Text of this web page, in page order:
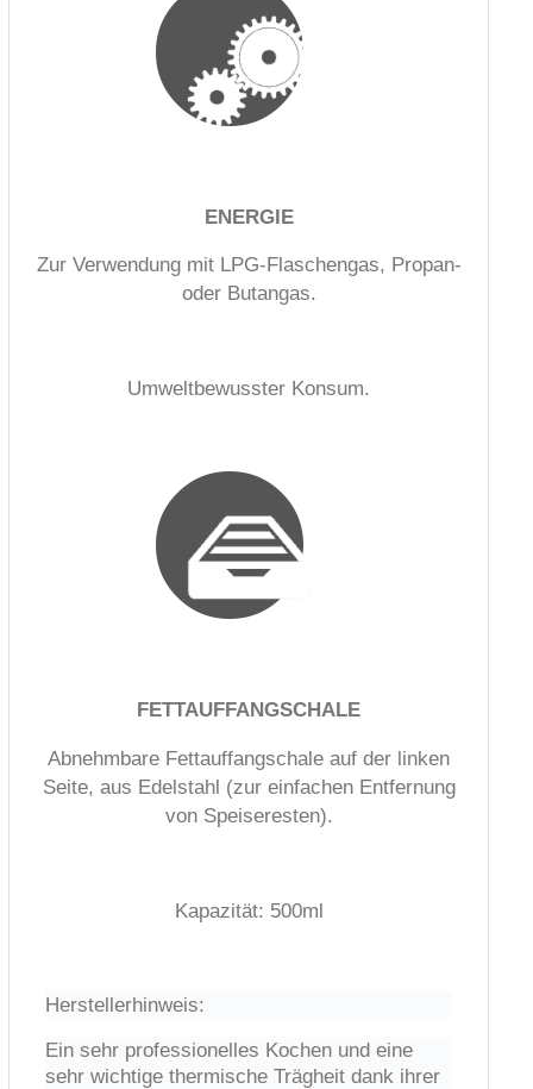
ENERGIE
Zur Verwendung mit LPG-Flaschengas, Propan-
oder Butangas.
Umweltbewusster Konsum.
FETTAUFFANGSCHALE
Abnehmbare Fettauffangschale auf der linken
Seite, aus Edelstahl (zur einfachen Entfernung
von Speiseresten).
Kapazität: 500ml
Herstellerhinweis:
Ein sehr professionelles Kochen und eine
sehr wichtige thermische Trägheit dank ihrer